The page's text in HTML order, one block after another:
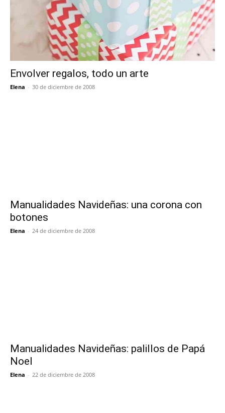
Envolver regalos, todo un arte
Elena - 30 de diciembre de 2008
Manualidades Navideñas: una corona con
botones
Elena - 24 de diciembre de 2008
Manualidades Navideñas: palillos de Papá
Noel
Elena - 22 de diciembre de 2008